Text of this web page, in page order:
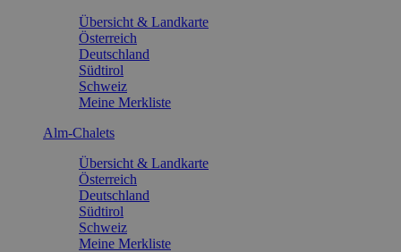
Übersicht & Landkarte
Österreich
Deutschland
Südtirol
Schweiz
Meine Merkliste
Alm-Chalets
Übersicht & Landkarte
Österreich
Deutschland
Südtirol
Schweiz
Meine Merkliste